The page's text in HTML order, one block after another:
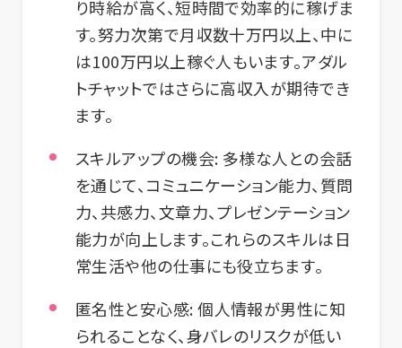
り時給が高く、短時間で効率的に稼げま
す。努力次第で月収数十万円以上、中に
は100万円以上稼ぐ人もいます。アダル
トチャットではさらに高収入が期待でき
ます。
スキルアップの機会: 多様な人との会話
を通じて、コミュニケーション能力、質問
力、共感力、文章力、プレゼンテーション
能力が向上します。これらのスキルは日
常生活や他の仕事にも役立ちます。
匿名性と安心感: 個人情報が男性に知
られることなく、身バレのリスクが低い